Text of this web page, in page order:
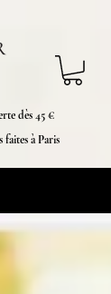
dès 45 €
faites à Paris